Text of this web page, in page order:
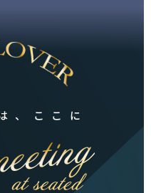
、ここに